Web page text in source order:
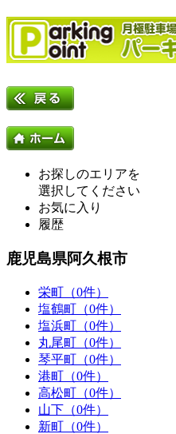
お探しのエリアを
選択してください
お気に入り
履歴
鹿児島県阿久根市
栄町（0件）
塩鶴町（0件）
塩浜町（0件）
丸尾町（0件）
琴平町（0件）
港町（0件）
高松町（0件）
山下（0件）
新町（0件）